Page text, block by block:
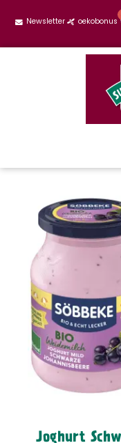
Newsletter oekobonus
Joghurt